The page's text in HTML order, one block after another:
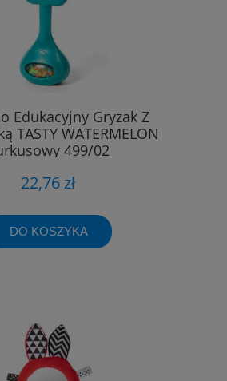
Edukacyjny Gryzak Z
TASTY WATERMELON
499/02
22,76 zł
DO KOSZYKA